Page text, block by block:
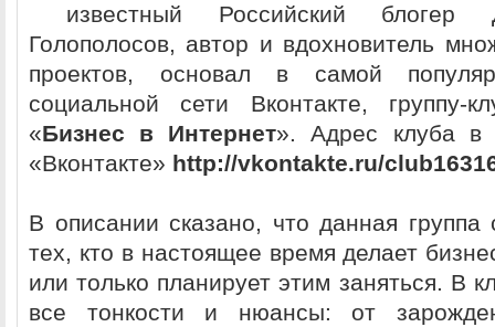
известный Российский блогер
Голополосов, автор и вдохновитель
проектов, основал в самой
социальной сети Вконтакте, группу-
«Бизнес в Интернет». Адрес клуба в
«Вконтакте» http://vkontakte.ru/
В описании сказано, что данная группа
тех, кто в настоящее время делает
или только планирует этим заняться. В
все тонкости и нюансы: от